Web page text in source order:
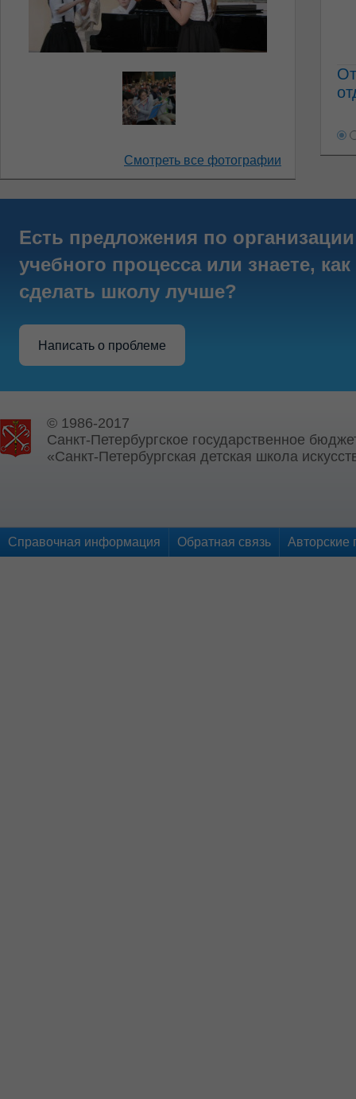
Смотреть все фотографии
Есть предложения по организации
учебного процесса или знаете, как
сделать школу лучше?
Написать о проблеме
© 1986-2017
Санкт-Петербургское государственное
«Санкт-Петербургская детская школа
Справочная информация Обратная связь Авторские